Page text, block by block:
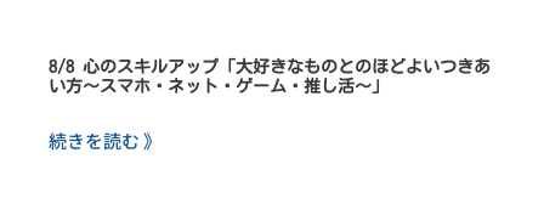
8/8 心のスキルアップ「大好きなものとのほどよいつきあ
い方～スマホ・ネット・ゲーム・推し活～」
続きを読む 》